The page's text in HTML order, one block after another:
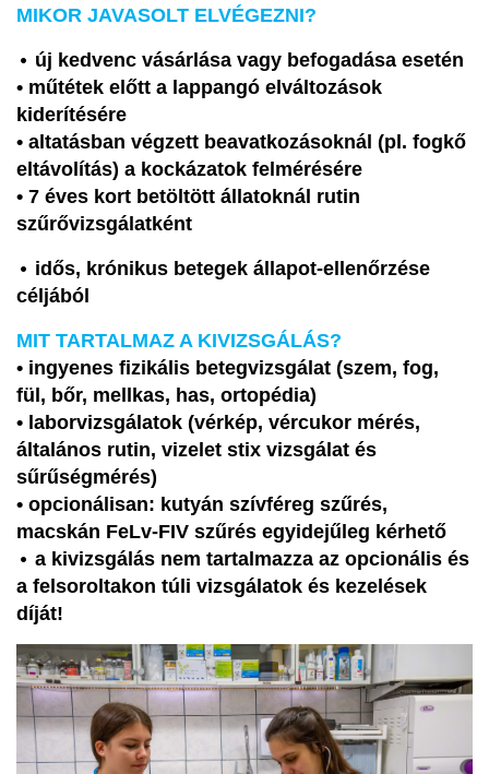
MIKOR JAVASOLT ELVÉGEZNI?
• új kedvenc vásárlása vagy befogadása esetén
• műtétek előtt a lappangó elváltozások
kiderítésére
• altatásban végzett beavatkozásoknál (pl. fogkő
eltávolítás) a kockázatok felmérésére
• 7 éves kort betöltött állatoknál rutin
szűrővizsgálatként
• idős, krónikus betegek állapot-ellenőrzése
céljából
MIT TARTALMAZ A KIVIZSGÁLÁS?
• ingyenes fizikális betegvizsgálat (szem, fog,
fül, bőr, mellkas, has, ortopédia)
• laborvizsgálatok (vérkép, vércukor mérés,
általános rutin, vizelet stix vizsgálat és
sűrűségmérés)
• opcionálisan: kutyán szívféreg szűrés,
macskán FeLv-FIV szűrés egyidejűleg kérhető
• a kivizsgálás nem tartalmazza az opcionális és
a felsoroltakon túli vizsgálatok és kezelések
díját!